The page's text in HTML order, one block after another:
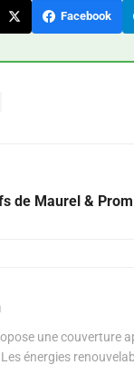
Facebook
de Maurel & Prom
une couverture
énergies